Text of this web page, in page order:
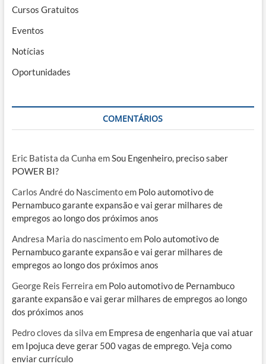
Cursos Gratuitos
Eventos
Notícias
Oportunidades
COMENTÁRIOS
Eric Batista da Cunha emSou Engenheiro, preciso saber
POWER BI?
Carlos André do Nascimentoem Polo automotivo de
Pernambuco garante expansão e vai gerar milhares de
empregos ao longo dos próximos anos
Andresa Maria do nascimentoem Polo automotivo de
Pernambuco garante expansão e vai gerar milhares de
empregos ao longo dos próximos anos
George Reis Ferreira em Polo automotivo de Pernambuco
garante expansão e vai gerar milhares de empregos ao longo
dos próximos anos
Pedro cloves da silva em Empresa de engenharia que vai atuar
em Ipojuca deve gerar 500 vagas de emprego. Veja como
enviar currículo